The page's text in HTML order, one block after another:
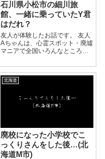
石川県小松市の細川旅
館、一緒に乗っていたY君
はだれ？
友人が体験したお話です。 友人
Aちゃんは、心霊スポット・廃墟
マニアで全国いろんなところへ
川県小松市にある細川旅館とい
うところへ夕方ごろ男女合わせ
て4人で1台の車に乗って行った
北海道
廃校になった小学校でこ
っくりさんをした後…(北
海道M市)